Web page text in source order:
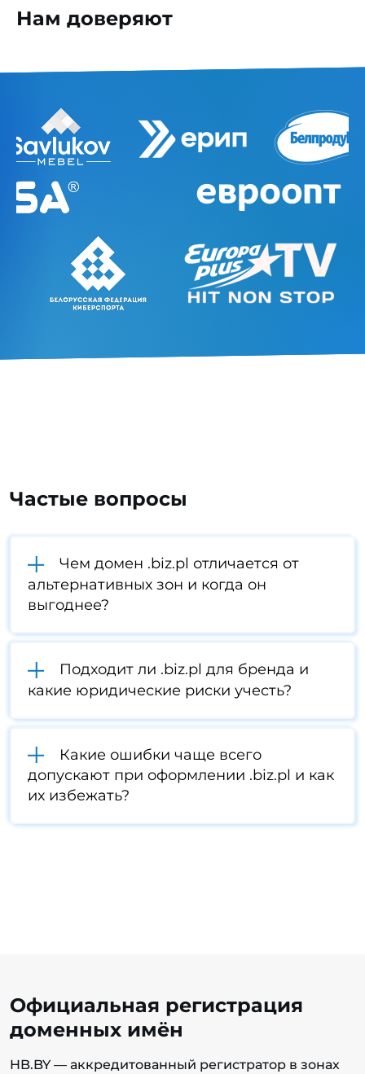
Нам доверяют
Частые вопросы
Чем домен .biz.pl отличается от
альтернативных зон и когда он
выгоднее?
Подходит ли .biz.pl для бренда и
какие юридические риски учесть?
Какие ошибки чаще всего
допускают при оформлении .biz.pl и как
их избежать?
Официальная регистрация
доменных имён
HB.BY — аккредитованный регистратор в зонах